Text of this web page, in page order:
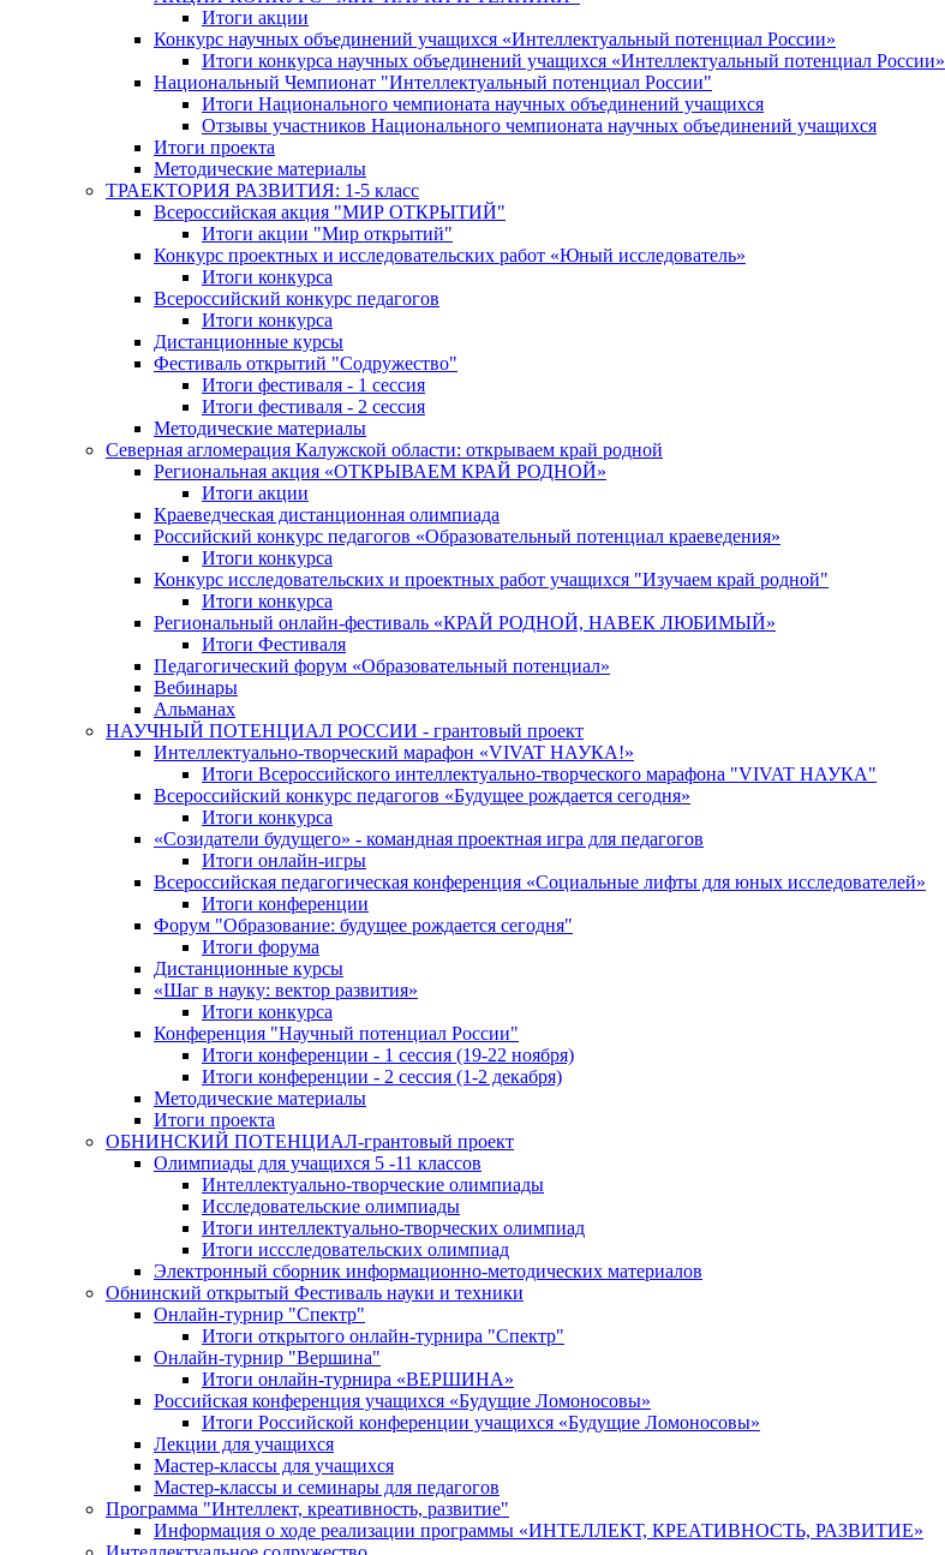
Итоги акции
Конкурс научных объединений учащихся «Интеллектуальный потенциал России»
Итоги конкурса научных объединений учащихся «Интеллектуальный потенциал России»
Национальный Чемпионат "Интеллектуальный потенциал России"
Итоги Национального чемпионата научных объединений учащихся
Отзывы участников Национального чемпионата научных объединений учащихся
Итоги проекта
Методические материалы
ТРАЕКТОРИЯ РАЗВИТИЯ: 1-5 класс
Всероссийская акция "МИР ОТКРЫТИЙ"
Итоги акции "Мир открытий"
Конкурс проектных и исследовательских работ «Юный исследователь»
Итоги конкурса
Всероссийский конкурс педагогов
Итоги конкурса
Дистанционные курсы
Фестиваль открытий "Содружество"
Итоги фестиваля - 1 сессия
Итоги фестиваля - 2 сессия
Методические материалы
Северная агломерация Калужской области: открываем край родной
Региональная акция «ОТКРЫВАЕМ КРАЙ РОДНОЙ»
Итоги акции
Краеведческая дистанционная олимпиада
Российский конкурс педагогов «Образовательный потенциал краеведения»
Итоги конкурса
Конкурс исследовательских и проектных работ учащихся "Изучаем край родной"
Итоги конкурса
Региональный онлайн-фестиваль «КРАЙ РОДНОЙ, НАВЕК ЛЮБИМЫЙ»
Итоги Фестиваля
Педагогический форум «Образовательный потенциал»
Вебинары
Альманах
НАУЧНЫЙ ПОТЕНЦИАЛ РОССИИ - грантовый проект
Интеллектуально-творческий марафон «VIVAT НАУКА!»
Итоги Всероссийского интеллектуально-творческого марафона "VIVAT НАУКА"
Всероссийский конкурс педагогов «Будущее рождается сегодня»
Итоги конкурса
«Cозидатели будущего» - командная проектная игра для педагогов
Итоги онлайн-игры
Всероссийская педагогическая конференция «Cоциальные лифты для юных исследователей»
Итоги конференции
Форум "Образование: будущее рождается сегодня"
Итоги форума
Дистанционные курсы
«Шаг в науку: вектор развития»
Итоги конкурса
Конференция "Научный потенциал России"
Итоги конференции - 1 сессия (19-22 ноября)
Итоги конференции - 2 сессия (1-2 декабря)
Методические материалы
Итоги проекта
ОБНИНСКИЙ ПОТЕНЦИАЛ-грантовый проект
Олимпиады для учащихся 5 -11 классов
Интеллектуально-творческие олимпиады
Исследовательские олимпиады
Итоги интеллектуально-творческих олимпиад
Итоги иссследовательских олимпиад
Электронный сборник информационно-методических материалов
Обнинский открытый Фестиваль науки и техники
Онлайн-турнир "Спектр"
Итоги открытого онлайн-турнира "Спектр"
Онлайн-турнир "Вершина"
Итоги онлайн-турнира «ВЕРШИНА»
Российская конференция учащихся «Будущие Ломоносовы»
Итоги Российской конференции учащихся «Будущие Ломоносовы»
Лекции для учащихся
Мастер-классы для учащихся
Мастер-классы и семинары для педагогов
Программа "Интеллект, креативность, развитие"
Информация о ходе реализации программы «ИНТЕЛЛЕКТ, КРЕАТИВНОСТЬ, РАЗВИТИЕ»